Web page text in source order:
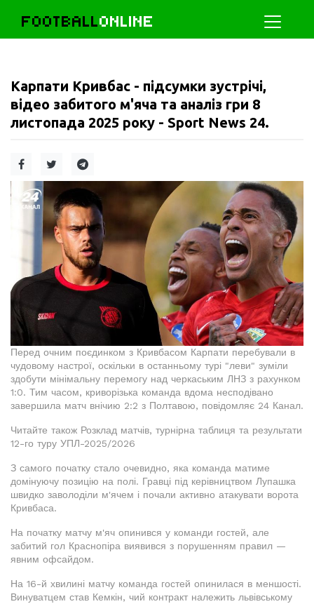
FOOTBALLONLINE
Карпати Кривбас - підсумки зустрічі,
відео забитого м'яча та аналіз гри 8
листопада 2025 року - Sport News 24.
Перед очним поєдинком з Кривбасом Карпати перебували в
чудовому настрої, оскільки в останньому турі "леви" зуміли
здобути мінімальну перемогу над черкаським ЛНЗ з рахунком
1:0. Тим часом, криворізька команда вдома несподівано
завершила матч внічию 2:2 з Полтавою, повідомляє 24 Канал.
Читайте також Розклад матчів, турнірна таблиця та результати
12-го туру УПЛ-2025/2026
З самого початку стало очевидно, яка команда матиме
домінуючу позицію на полі. Гравці під керівництвом Лупашка
швидко заволоділи м'ячем і почали активно атакувати ворота
Кривбаса.
На початку матчу м'яч опинився у команди гостей, але
забитий гол Краснопіра виявився з порушенням правил —
явним офсайдом.
На 16-й хвилині матчу команда гостей опинилася в меншості.
Винуватцем став Кемкін, чий контракт належить львівському